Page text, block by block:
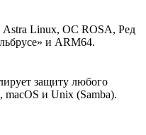
Linux, ОС ROSA, Ред
и ARM64.
защиту любого
macOS и Unix (Samba).